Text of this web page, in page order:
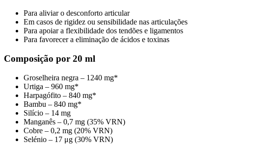
Para aliviar o desconforto articular
Em casos de rigidez ou sensibilidade nas articulações
Para apoiar a flexibilidade dos tendões e ligamentos
Para favorecer a eliminação de ácidos e toxinas
Composição por 20 ml
Groselheira negra – 1240 mg*
Urtiga – 960 mg*
Harpagófito – 840 mg*
Bambu – 840 mg*
Silício – 14 mg
Manganês – 0,7 mg (35% VRN)
Cobre – 0,2 mg (20% VRN)
Selénio – 17 μg (30% VRN)